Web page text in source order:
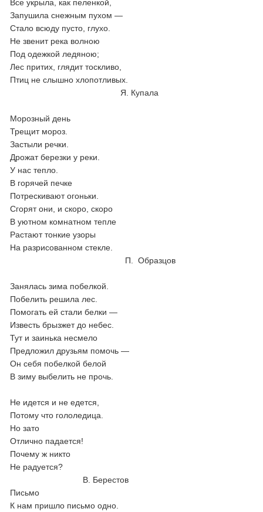
Все укрыла, как пеленкой,
Запушила снежным пухом —
Стало всюду пусто, глухо.
Не звенит река волною
Под одежкой ледяною;
Лес притих, глядит тоскливо,
Птиц не слышно хлопотливых.
Я. Купала
Морозный день
Трещит мороз.
Застыли речки.
Дрожат березки у реки.
У нас тепло.
В горячей печке
Потрескивают огоньки.
Сгорят они, и скоро, скоро
В уютном комнатном тепле
Растают тонкие узоры
На разрисованном стекле.
П. Образцов
Занялась зима побелкой.
Побелить решила лес.
Помогать ей стали белки —
Известь брызжет до небес.
Тут и заинька несмело
Предложил друзьям помочь —
Он себя побелкой белой
В зиму выбелить не прочь.
Не идется и не едется,
Потому что гололедица.
Но зато
Отлично падается!
Почему ж никто
Не радуется?
В. Берестов
Письмо
К нам пришло письмо одно.